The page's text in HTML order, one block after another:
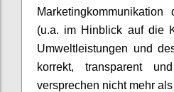
(u.a. im Hinblick auf die
Umweltleistungen und
korrekt, transparent
versprechen nicht mehr